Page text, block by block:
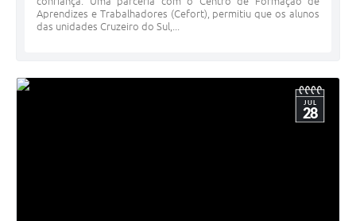
Aprendizes e Trabalhadores (Cefort), permitiu que os alunos
das unidades Cruzeiro do Sul,...
JUL
28